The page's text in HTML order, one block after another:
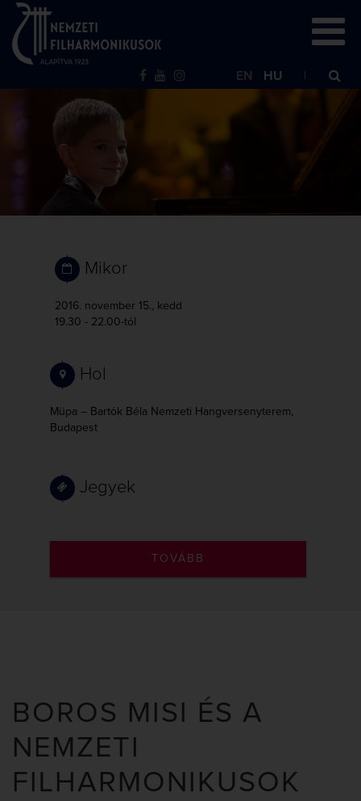
EN HU
Mikor
2016. november 15., kedd
19.30 - 22.00-tól
Hol
Müpa – Bartók Béla Nemzeti Hangversenyterem,
Budapest
Jegyek
TOVÁBB
BOROS MISI ÉS A
NEMZETI
FILHARMONIKUSOK